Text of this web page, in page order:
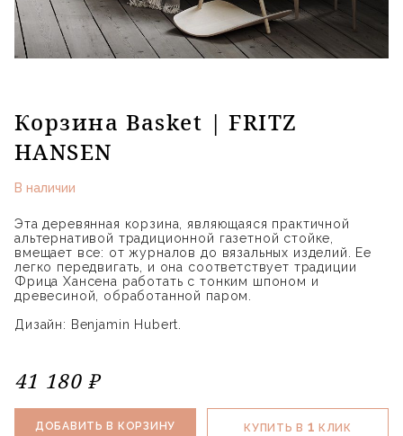
Корзина Basket | FRITZ
HANSEN
В наличии
Эта деревянная корзина, являющаяся практичной
альтернативой традиционной газетной стойке,
вмещает все: от журналов до вязальных изделий. Ее
легко передвигать, и она соответствует традиции
Фрица Хансена работать с тонким шпоном и
древесиной, обработанной паром.
Дизайн: Benjamin Hubert.
41 180 ₽
ДОБАВИТЬ В КОРЗИНУ КУПИТЬ В 1 КЛИК